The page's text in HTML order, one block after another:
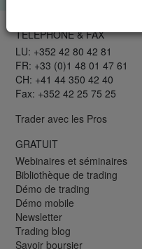
TÉLÉPHONE & FAX
LU: +352 42 80 42 81
FR: +33 (0)1 48 01 47 61
CH: +41 44 350 42 40
Fax: +352 42 25 75 25
Trader avec les Pros
GRATUIT
Webinaires et séminaires
Bibliothèque de trading
Démo de trading
Démo mobile
Newsletter
Trading blog
Savoir boursier